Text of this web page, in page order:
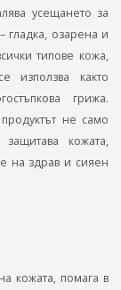
усещането за
гладка, озарена и
типове кожа,
използва както
грижа.
не само
кожата,
на здрав и сияен
кожата, помага в